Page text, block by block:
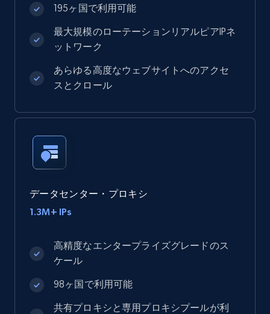
195ヶ国で利用可能
最大規模のローテーションリアルピアIPネ
ットワーク
あらゆる高度なウェブサイトへのアクセ
スとクロール
データセンター・プロキシ
1.3M+ IPs
高精度なエンタープライズグレードのス
ケール
98ヶ国で利用可能
共有プロキシと専用プロキシプールが利